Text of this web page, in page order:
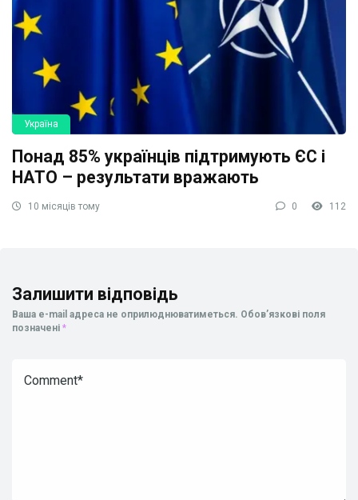
Україна
Понад 85% українців підтримують ЄС і
НАТО – результати вражають
10 місяців тому 0 112
Залишити відповідь
Ваша e-mail адреса не оприлюднюватиметься. Обов’язкові поля
позначені *